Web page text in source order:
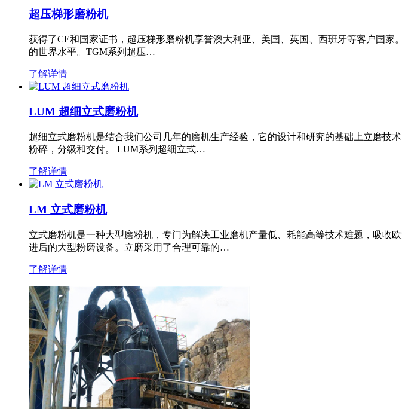
超压梯形磨粉机
获得了CE和国家证书，超压梯形磨粉机享誉澳大利亚、美国、英国、西班牙等客户国
的世界水平。TGM系列超压…
了解详情
LUM 超细立式磨粉机
超细立式磨粉机是结合我们公司几年的磨机生产经验，它的设计和研究的基础上立磨
粉碎，分级和交付。 LUM系列超细立式…
了解详情
LM 立式磨粉机
立式磨粉机是一种大型磨粉机，专门为解决工业磨机产量低、耗能高等技术难题，吸
进后的大型粉磨设备。立磨采用了合理可靠的…
了解详情